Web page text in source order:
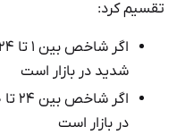
تقسیم کرد:
شدید در بازار است
در بازار است